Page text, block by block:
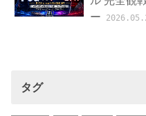
ー
タグ